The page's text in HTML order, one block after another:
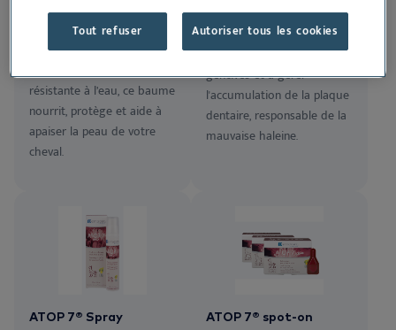
Dermoscent BIO
BALM® for Horses
Grâce à ses ingrédients bio-
résistante à l’eau, ce baume
nourrit, protège et aide à
apaiser la peau de votre
cheval.
Stomodine® F
Gel buccodentaire appétent
pour aider à apaiser les
gencives et à gérer
l'accumulation de la plaque
dentaire, responsable de la
mauvaise haleine.
ATOP 7® Spray ATOP 7® spot-on
Tout refuser Autoriser tous les cookies